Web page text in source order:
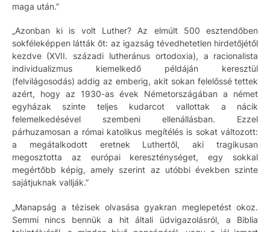
maga után.”
„Azonban ki is volt Luther? Az elmúlt 500 esztendőben
sokféleképpen látták őt: az igazság tévedhetetlen hirdetőjétől
kezdve (XVII. századi lutheránus ortodoxia), a racionalista
individualizmus kiemelkedő példáján keresztül
(felvilágosodás) addig az emberig, akit sokan felelőssé tettek
azért, hogy az 1930-as évek Németországában a német
egyházak szinte teljes kudarcot vallottak a nácik
felemelkedésével szembeni ellenállásban. Ezzel
párhuzamosan a római katolikus megítélés is sokat változott:
a megátalkodott eretnek Luthertől, aki tragikusan
megosztotta az európai kereszténységet, egy sokkal
megértőbb képig, amely szerint az utóbbi években szinte
sajátjuknak vallják.”
„Manapság a tézisek olvasása gyakran meglepetést okoz.
Semmi nincs bennük a hit általi üdvigazolásról, a Biblia